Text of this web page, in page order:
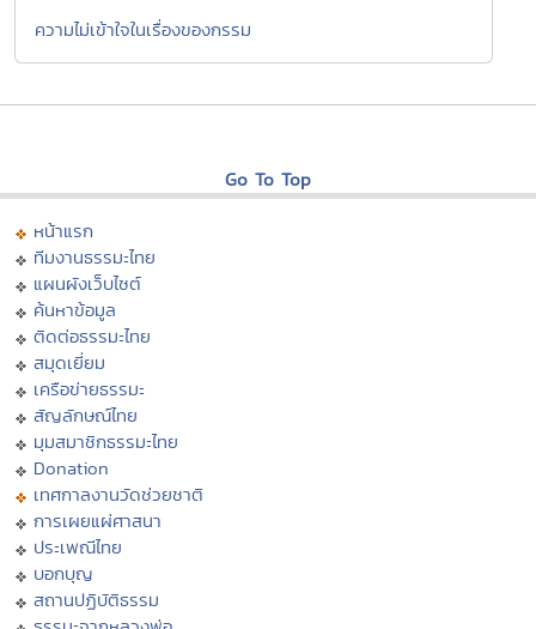
ความไม่เข้าใจในเรื่องของกรรม
Go To Top
หน้าแรก
ทีมงานธรรมะไทย
แผนผังเว็บไซต์
ค้นหาข้อมูล
ติดต่อธรรมะไทย
สมุดเยี่ยม
เครือข่ายธรรมะ
สัญลักษณ์ไทย
มุมสมาชิกธรรมะไทย
Donation
เทศกาลงานวัดช่วยชาติ
การเผยแผ่ศาสนา
ประเพณีไทย
บอกบุญ
สถานปฏิบัติธรรม